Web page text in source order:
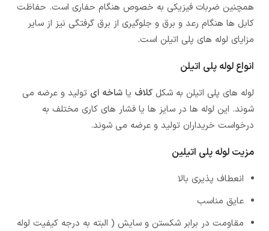
همچنین ضربات فیزیکی به خصوص هنگام حفاری است. حفاظت
کابل ها هنگام رعد و برق و جلوگیری از برق گرفتگی نیز از سایر
مزایای لوله های پلی اتیلن است.
انواع لوله پلی اتیلن
لوله های پلی اتیلن به شکل کلاف یا شاخه ای تولید و عرضه می
شوند. این لوله ها در سایز ها یا فشار های کاری مختلف به
درخواست خریداران تولید و عرضه می شوند.
مزیت لوله پلی اتیلین
انعطاف پذیری بالا
عایق مناسب
مقاومت در برابر شکستن و سایش ( البته به درجه کیفیت لوله